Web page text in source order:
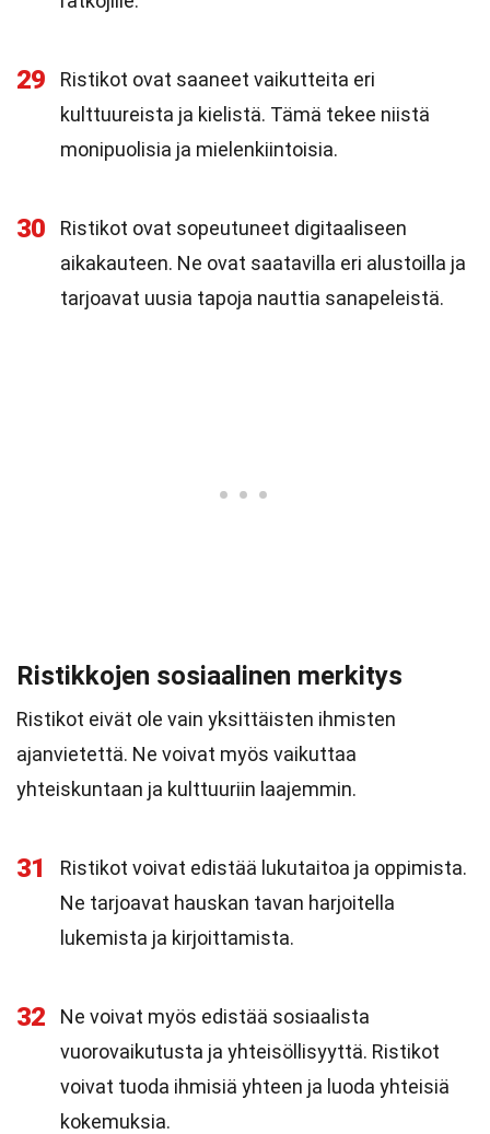
29
Ristikot ovat saaneet vaikutteita eri
kulttuureista ja kielistä. Tämä tekee niistä
monipuolisia ja mielenkiintoisia.
30
Ristikot ovat sopeutuneet digitaaliseen
aikakauteen. Ne ovat saatavilla eri alustoilla ja
tarjoavat uusia tapoja nauttia sanapeleistä.
Ristikkojen sosiaalinen merkitys
Ristikot eivät ole vain yksittäisten ihmisten
ajanvietettä. Ne voivat myös vaikuttaa
yhteiskuntaan ja kulttuuriin laajemmin.
31
Ristikot voivat edistää lukutaitoa ja oppimista.
Ne tarjoavat hauskan tavan harjoitella
lukemista ja kirjoittamista.
32
Ne voivat myös edistää sosiaalista
vuorovaikutusta ja yhteisöllisyyttä. Ristikot
voivat tuoda ihmisiä yhteen ja luoda yhteisiä
kokemuksia.